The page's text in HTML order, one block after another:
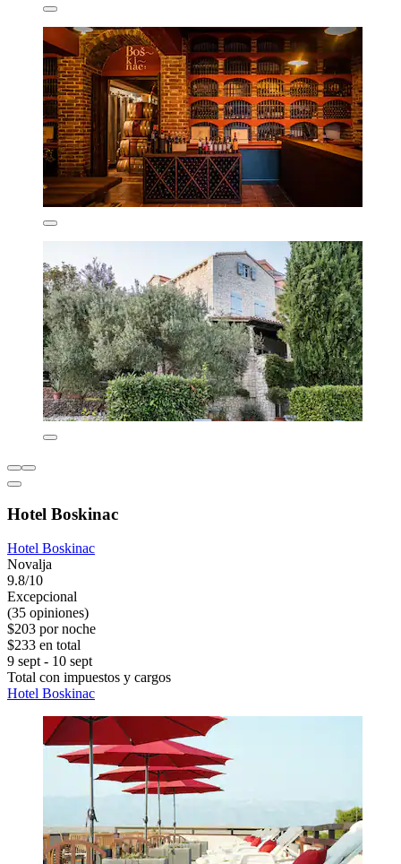
Hotel Boskinac
Hotel Boskinac
Novalja
9.8/10
Excepcional
(35 opiniones)
$203 por noche
$233 en total
9 sept - 10 sept
Total con impuestos y cargos
Hotel Boskinac